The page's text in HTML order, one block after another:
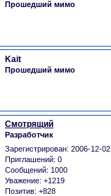
Прошедший мимо
Kait
Прошедший мимо
Смотрящий
Разработчик
Зарегистрирован: 2006-12-02
Приглашений: 0
Сообщений: 1000
Уважение: +1219
Позитив: +828